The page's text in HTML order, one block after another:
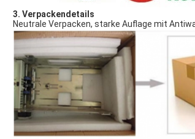
3. Verpackendetails
Neutrale Verpacken, starke Auflage mit